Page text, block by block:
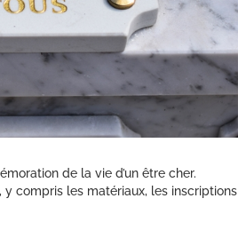
de la vie d’un être cher.
y compris les matériaux, les inscriptions